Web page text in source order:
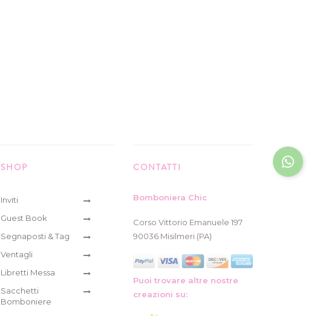
SHOP
Inviti
Guest Book
Segnaposti & Tag
Ventagli
Libretti Messa
Sacchetti
Bomboniere
CONTATTI
Bomboniera Chic
Corso Vittorio Emanuele 197
90036 Misilmeri (PA)
Puoi trovare altre nostre
creazioni su: